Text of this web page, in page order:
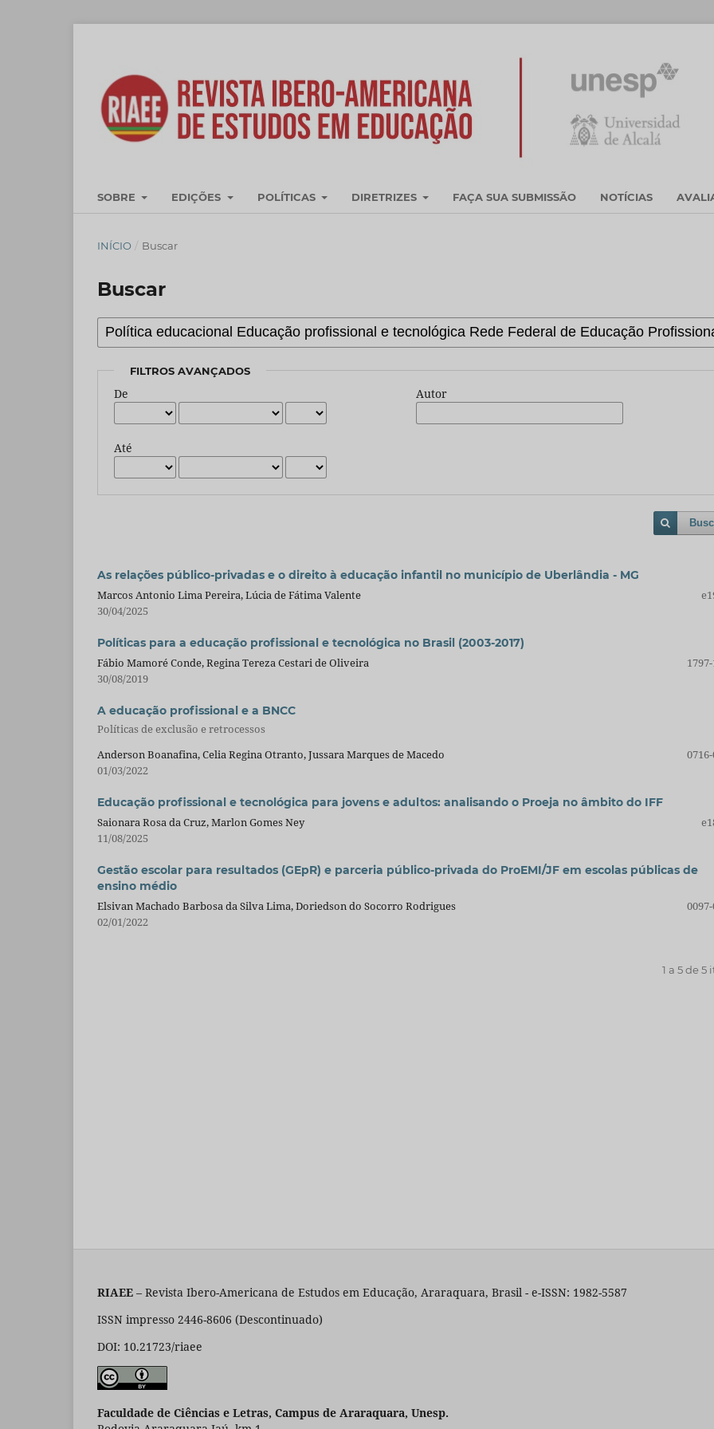
SOBRE EDIÇÕES POLÍTICAS DIRETRIZES FAÇA SUA SUBMISSÃO NOTÍCIAS
INÍCIO / Buscar
Buscar
FILTROS AVANÇADOS
De
Até
Autor
As relações público-privadas e o direito à educação infantil no município de Uberlândia - MG
Marcos Antonio Lima Pereira, Lúcia de Fátima Valente
30/04/2025
Políticas para a educação profissional e tecnológica no Brasil (2003-2017)
Fábio Mamoré Conde, Regina Tereza Cestari de Oliveira
30/08/2019
A educação profissional e a BNCC
Políticas de exclusão e retrocessos
Anderson Boanafina, Celia Regina Otranto, Jussara Marques de Macedo
01/03/2022
Educação profissional e tecnológica para jovens e adultos: analisando o Proeja no âmbito do IFF
Saionara Rosa da Cruz, Marlon Gomes Ney
11/08/2025
Gestão escolar para resultados (GEpR) e parceria público-privada do ProEMI/JF em escolas públicas de
ensino médio
Elsivan Machado Barbosa da Silva Lima, Doriedson do Socorro Rodrigues
02/01/2022
1 a 5 de 5
RIAEE – Revista Ibero-Americana de Estudos em Educação, Araraquara, Brasil - e-ISSN: 1982-5587
ISSN impresso 2446-8606 (Descontinuado)
DOI: 10.21723/riaee
Faculdade de Ciências e Letras, Campus de Araraquara, Unesp.